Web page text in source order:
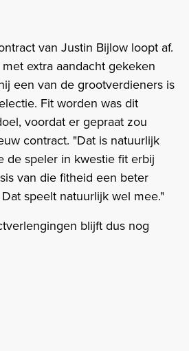
van Justin Bijlow loopt af.
extra aandacht gekeken
een van de grootverdieners is
Fit worden was dit
voordat er gepraat zou
contract. "Dat is natuurlijk
de speler in kwestie fit erbij
van die fitheid een beter
speelt natuurlijk wel mee."
blijft dus nog